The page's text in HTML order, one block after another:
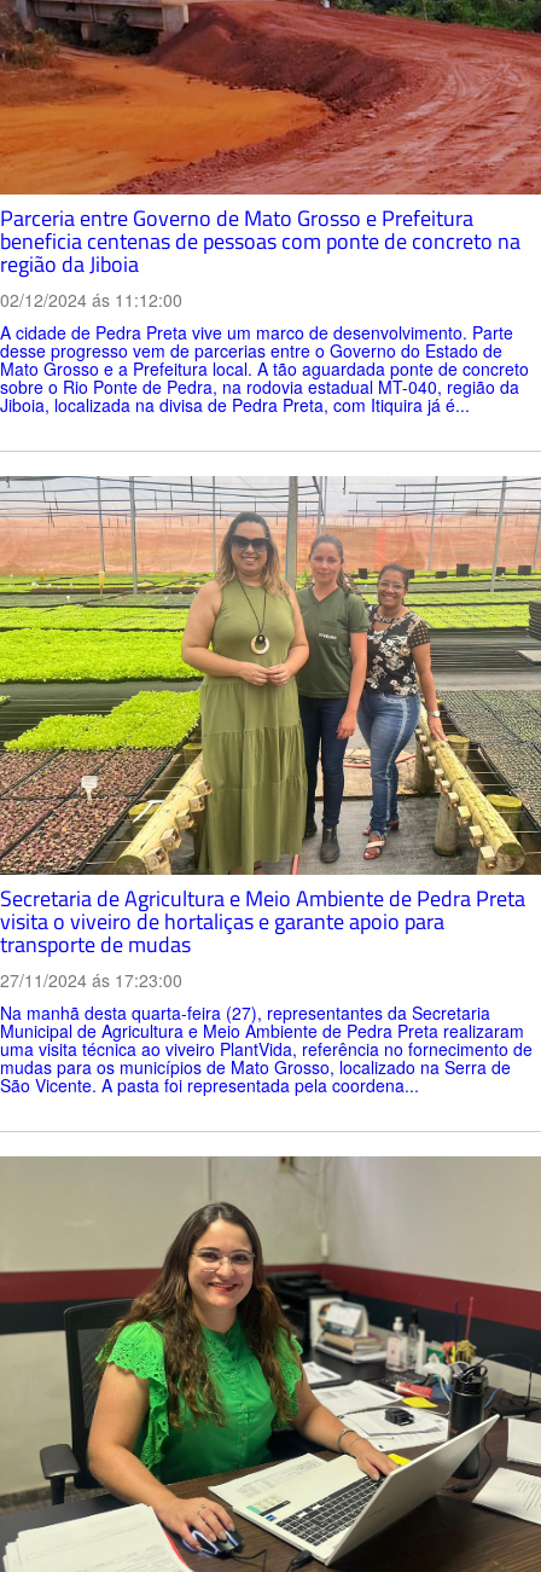
Parceria entre Governo de Mato Grosso e Prefeitura
beneficia centenas de pessoas com ponte de concreto na
região da Jiboia
02/12/2024 ás 11:12:00
A cidade de Pedra Preta vive um marco de desenvolvimento. Parte
desse progresso vem de parcerias entre o Governo do Estado de
Mato Grosso e a Prefeitura local. A tão aguardada ponte de concreto
sobre o Rio Ponte de Pedra, na rodovia estadual MT-040, região da
Jiboia, localizada na divisa de Pedra Preta, com Itiquira já é...
Secretaria de Agricultura e Meio Ambiente de Pedra Preta
visita o viveiro de hortaliças e garante apoio para
transporte de mudas
27/11/2024 ás 17:23:00
Na manhã desta quarta-feira (27), representantes da Secretaria
Municipal de Agricultura e Meio Ambiente de Pedra Preta realizaram
uma visita técnica ao viveiro PlantVida, referência no fornecimento de
mudas para os municípios de Mato Grosso, localizado na Serra de
São Vicente. A pasta foi representada pela coordena...